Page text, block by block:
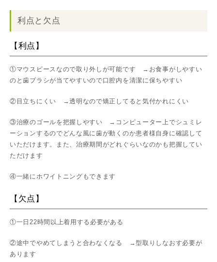
利点と欠点
【利点】
①マウスピースなので取り外しが可能です →お食事がしやすい
のと歯ブラシが当てやすいので口腔内を清潔に保ちやすい
②目立ちにくい →透明なので矯正してると気付かれにくい
③治療のゴールを把握しやすい →コンピューター上でシュミレ
ーションするのでどんな風に歯が動くのか患者様自身に確認して
いただけます。また、治療期間がどれぐらいなのかも把握してい
ただけます
④一緒にホワイトニングもできます
【欠点】
①一日22時間以上着用する必要がある
②途中でやめてしまうと合わなくなる →型取りしなおす必要が
あります